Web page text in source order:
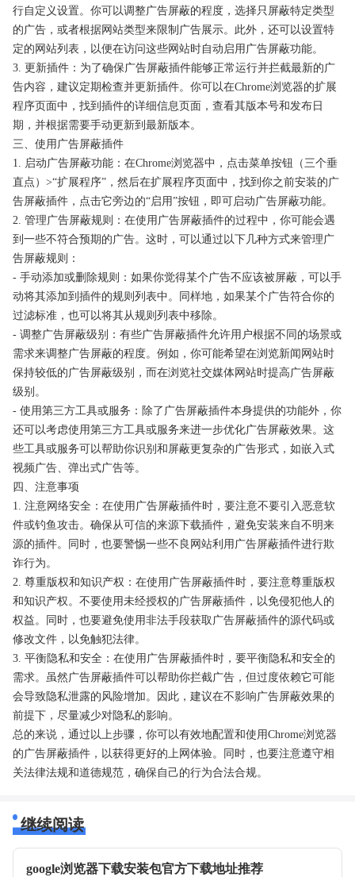
行自定义设置。你可以调整广告屏蔽的程度，选择只屏蔽特定类型
的广告，或者根据网站类型来限制广告展示。此外，还可以设置特
定的网站列表，以便在访问这些网站时自动启用广告屏蔽功能。
3. 更新插件：为了确保广告屏蔽插件能够正常运行并拦截最新的广
告内容，建议定期检查并更新插件。你可以在Chrome浏览器的扩展
程序页面中，找到插件的详细信息页面，查看其版本号和发布日
期，并根据需要手动更新到最新版本。
三、使用广告屏蔽插件
1. 启动广告屏蔽功能：在Chrome浏览器中，点击菜单按钮（三个垂
直点）>“扩展程序”，然后在扩展程序页面中，找到你之前安装的广
告屏蔽插件，点击它旁边的“启用”按钮，即可启动广告屏蔽功能。
2. 管理广告屏蔽规则：在使用广告屏蔽插件的过程中，你可能会遇
到一些不符合预期的广告。这时，可以通过以下几种方式来管理广
告屏蔽规则：
- 手动添加或删除规则：如果你觉得某个广告不应该被屏蔽，可以手
动将其添加到插件的规则列表中。同样地，如果某个广告符合你的
过滤标准，也可以将其从规则列表中移除。
- 调整广告屏蔽级别：有些广告屏蔽插件允许用户根据不同的场景或
需求来调整广告屏蔽的程度。例如，你可能希望在浏览新闻网站时
保持较低的广告屏蔽级别，而在浏览社交媒体网站时提高广告屏蔽
级别。
- 使用第三方工具或服务：除了广告屏蔽插件本身提供的功能外，你
还可以考虑使用第三方工具或服务来进一步优化广告屏蔽效果。这
些工具或服务可以帮助你识别和屏蔽更复杂的广告形式，如嵌入式
视频广告、弹出式广告等。
四、注意事项
1. 注意网络安全：在使用广告屏蔽插件时，要注意不要引入恶意软
件或钓鱼攻击。确保从可信的来源下载插件，避免安装来自不明来
源的插件。同时，也要警惕一些不良网站利用广告屏蔽插件进行欺
诈行为。
2. 尊重版权和知识产权：在使用广告屏蔽插件时，要注意尊重版权
和知识产权。不要使用未经授权的广告屏蔽插件，以免侵犯他人的
权益。同时，也要避免使用非法手段获取广告屏蔽插件的源代码或
修改文件，以免触犯法律。
3. 平衡隐私和安全：在使用广告屏蔽插件时，要平衡隐私和安全的
需求。虽然广告屏蔽插件可以帮助你拦截广告，但过度依赖它可能
会导致隐私泄露的风险增加。因此，建议在不影响广告屏蔽效果的
前提下，尽量减少对隐私的影响。
总的来说，通过以上步骤，你可以有效地配置和使用Chrome浏览器
的广告屏蔽插件，以获得更好的上网体验。同时，也要注意遵守相
关法律法规和道德规范，确保自己的行为合法合规。
继续阅读
google浏览器下载安装包官方下载地址推荐